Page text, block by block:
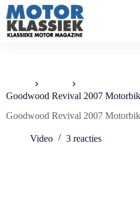
Ga
naar
inhoud
Goodwood Revival 2007
Goodwood Revival 2007
Video 3 reacties